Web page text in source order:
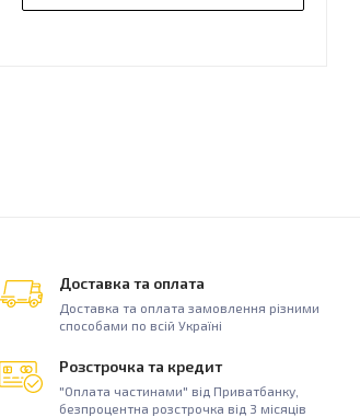
Доставка та оплата
Доставка та оплата замовлення різними
способами по всій Україні
Розстрочка та кредит
"Оплата частинами" від Приватбанку,
безпроцентна розстрочка від 3 місяців